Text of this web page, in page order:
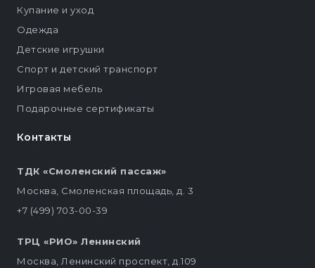
Контакты
ТДК «Смоленский пассаж»
Москва, Смоленская площадь, д. 3
+7 (499) 703-00-39
ТРЦ «РИО» Ленинский
Москва, Ленинский проспект, д.109
Купание и уход
Одежда
Детские игрушки
Спорт и детский транспорт
Игровая мебель
Подарочные сертификаты